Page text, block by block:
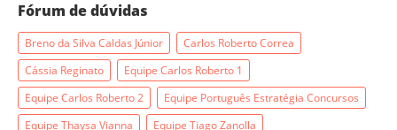
Fórum de dúvidas
Breno da Silva Caldas Júnior
Carlos Roberto Correa
Cássia Reginato
Equipe Carlos Roberto 1
Equipe Carlos Roberto 2
Equipe Português Estratégia Concursos
Equipe Thaysa Vianna
Equipe Tiago Zanolla